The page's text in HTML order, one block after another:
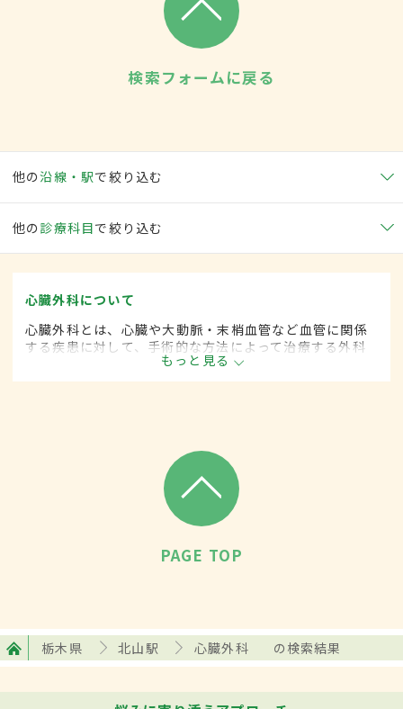
検索フォームに戻る
他の沿線・駅で絞り込む
他の 診療科目で絞り込む
心臓外科について
心臓外科とは、心臓や大動脈・末梢血管など血管に関係
する疾患に対して、手術的な方法によって治療する外科
もっと見る
PAGE TOP
栃木県 北山駅 心臓外科 の検索結果